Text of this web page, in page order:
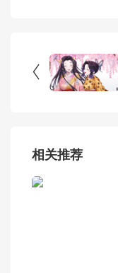

相关推荐